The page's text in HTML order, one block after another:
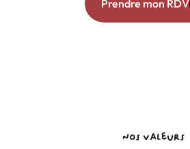
Prendre mon RDV
Nos valeurs